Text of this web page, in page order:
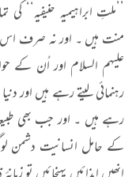
ملتِ ابراہیمیہ حنیفیہ‘‘
منت ہیں ۔ اور نہ صرف اس
علیہم السلام اور اُن کے
رہنمائی لیتے رہے ہیں اور
رہے ہیں ۔ اور جب بھی
کے حامل انسانیت دشمن